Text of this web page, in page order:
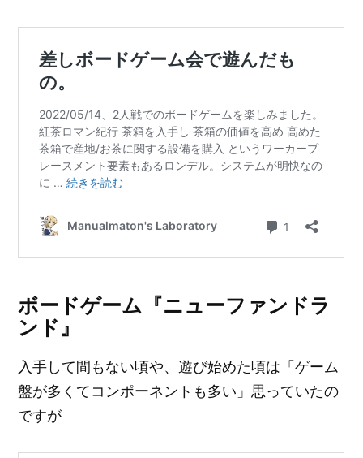
ボードゲーム『ニューファンドラ
ンド』
入手して間もない頃や、遊び始めた頃は「ゲーム
盤が多くてコンポーネントも多い」思っていたの
ですが